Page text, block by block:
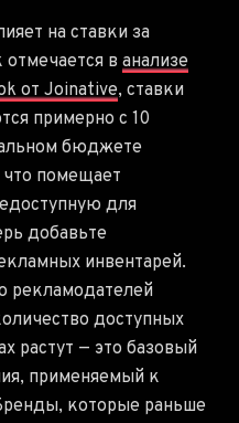
на ставки за
отмечается в анализе
от Joinative, ставки
примерно с 10
бюджете
помещает
для
добавьте
инвентарей.
рекламодателей
доступных
растут — это базовый
применяемый к
которые раньше